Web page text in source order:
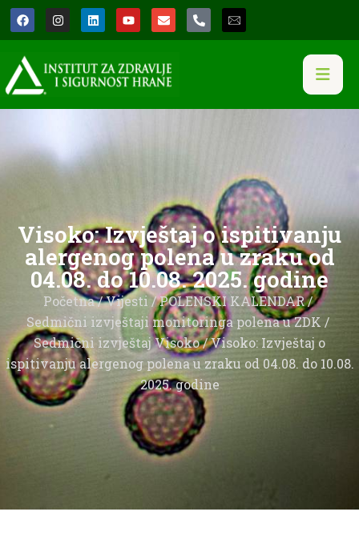
Visoko: Izvještaj o ispitivanju
alergenog polena u zraku od
04.08. do 10.08. 2025. godine
Početna/Vijesti/POLENSKI KALENDAR/
Sedmični izvještaji monitoringa polena u ZDK /
Sedmični izvještaj Visoko/ Visoko: Izvještaj o
ispitivanju alergenog polena u zraku od 04.08. do 10.08.
2025. godine